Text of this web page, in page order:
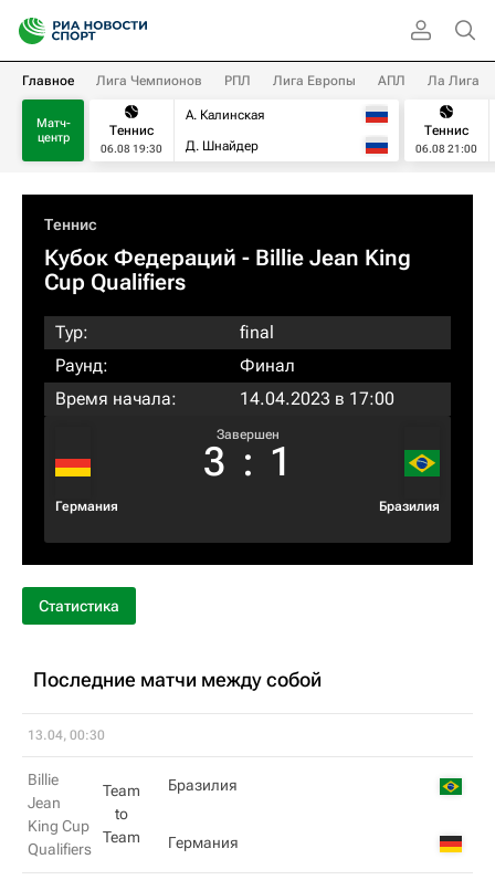
Главное Лига Чемпионов РПЛ Лига Европы АПЛ Ла Лига
Матч-
центр
Теннис
06.08 19:30
А. Калинская
Д. Шнайдер
Теннис
06.08 21:00
Теннис
Кубок Федераций - Billie Jean King
Cup Qualifiers
Тур:
final
Раунд:
Финал
Время начала:
14.04.2023 в 17:00
Германия
Завершен
3 : 1
Бразилия
Статистика
Последние матчи между собой
13.04, 00:30
Billie
Jean
King Cup
Qualifiers
Team
to
Team
Бразилия
Германия